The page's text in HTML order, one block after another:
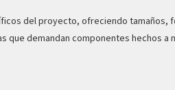
del proyecto, ofreciendo tamaños,
demandan componentes hechos